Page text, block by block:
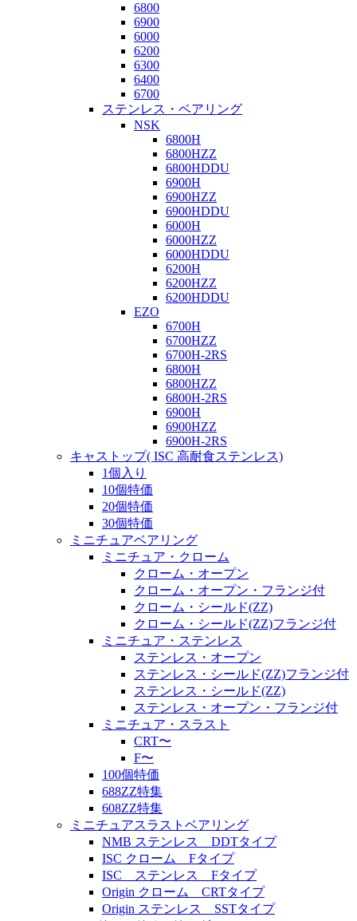
6800
6900
6000
6200
6300
6400
6700
ステンレス・ベアリング
NSK
6800H
6800HZZ
6800HDDU
6900H
6900HZZ
6900HDDU
6000H
6000HZZ
6000HDDU
6200H
6200HZZ
6200HDDU
EZO
6700H
6700HZZ
6700H-2RS
6800H
6800HZZ
6800H-2RS
6900H
6900HZZ
6900H-2RS
キャストップ( ISC 高耐食ステンレス)
1個入り
10個特価
20個特価
30個特価
ミニチュアベアリング
ミニチュア・クローム
クローム・オープン
クローム・オープン・フランジ付
クローム・シールド(ZZ)
クローム・シールド(ZZ)フランジ付
ミニチュア・ステンレス
ステンレス・オープン
ステンレス・シールド(ZZ)フランジ付
ステンレス・シールド(ZZ)
ステンレス・オープン・フランジ付
ミニチュア・スラスト
CRT〜
F〜
100個特価
688ZZ特集
608ZZ特集
ミニチュアスラストベアリング
NMB ステンレス DDTタイプ
ISC クローム Fタイプ
ISC ステンレス Fタイプ
Origin クローム CRTタイプ
Origin ステンレス SSTタイプ